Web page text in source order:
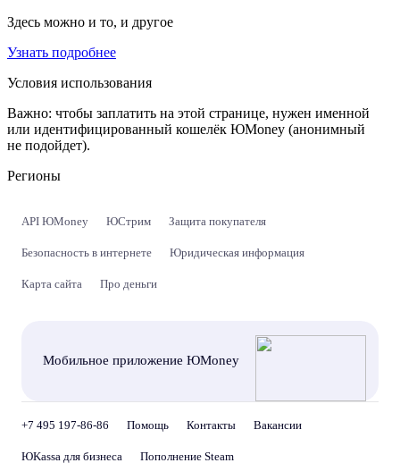
Здесь можно и то, и другое
Узнать подробнее
Условия использования
Важно: чтобы заплатить на этой странице, нужен именной
или идентифицированный кошелёк ЮMoney (анонимный
не подойдет).
Регионы
API ЮMoney ЮСтрим Защита покупателя
Безопасность в интернете Юридическая информация
Карта сайта Про деньги
Мобильное приложение ЮMoney
+7 495 197-86-86 Помощь Контакты Вакансии
ЮKassa для бизнеса Пополнение Steam